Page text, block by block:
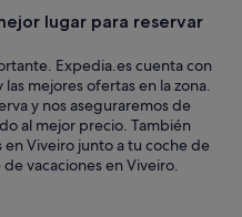
lugar para reservar
Expedia.es cuenta con
mejores ofertas en la zona.
y nos aseguraremos de
al mejor precio. También
Viveiro junto a tu coche de
vacaciones en Viveiro.